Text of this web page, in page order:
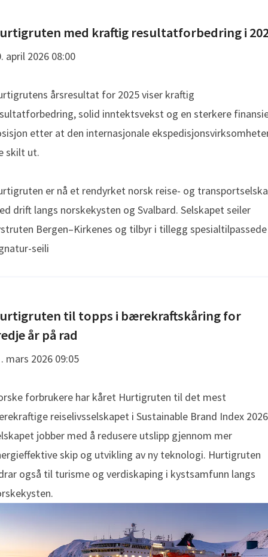
med kraftig resultatforbedring i
april 2026 08:00
årsresultat for 2025 viser kraftig
solid inntektsvekst og en sterkere
etter at den internasjonale
skilt ut.
er nå et rendyrket norsk reise- og
drift langs norskekysten og Svalbard. Selskapet seiler
Bergen–Kirkenes og tilbyr i tillegg spesialtilpassede
seili
til topps i bærekraftskåring for
år på rad
mars 2026 09:05
forbrukere har kåret Hurtigruten til det mest
reiselivsselskapet i Sustainable Brand Index
jobber med å redusere utslipp gjennom mer
skip og utvikling av ny teknologi. Hurtigruten
også til turisme og verdiskaping i kystsamfunn langs